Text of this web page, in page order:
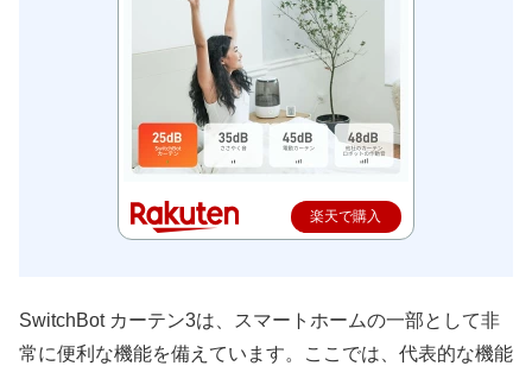
楽天で購入
SwitchBot カーテン3は、スマートホームの一部として非
常に便利な機能を備えています。ここでは、代表的な機能